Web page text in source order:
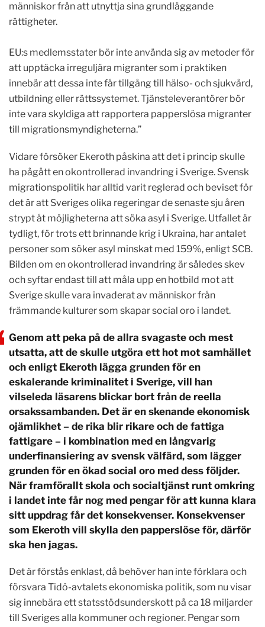
människor från att utnyttja sina grundläggande
rättigheter.
EU:s medlemsstater bör inte använda sig av metoder för
att upptäcka irreguljära migranter som i praktiken
innebär att dessa inte får tillgång till hälso- och sjukvård,
utbildning eller rättssystemet. Tjänsteleverantörer bör
inte vara skyldiga att rapportera papperslösa migranter
till migrationsmyndigheterna.”
Vidare försöker Ekeroth påskina att det i princip skulle
ha pågått en okontrollerad invandring i Sverige. Svensk
migrationspolitik har alltid varit reglerad och beviset för
det är att Sveriges olika regeringar de senaste sju åren
strypt åt möjligheterna att söka asyl i Sverige. Utfallet är
tydligt, för trots ett brinnande krig i Ukraina, har antalet
personer som söker asyl minskat med 159%, enligt SCB.
Bilden om en okontrollerad invandring är således skev
och syftar endast till att måla upp en hotbild mot att
Sverige skulle vara invaderat av människor från
främmande kulturer som skapar social oro i landet.
Genom att peka på de allra svagaste och mest
utsatta, att de skulle utgöra ett hot mot samhället
och enligt Ekeroth lägga grunden för en
eskalerande kriminalitet i Sverige, vill han
vilseleda läsarens blickar bort från de reella
orsakssambanden. Det är en skenande ekonomisk
ojämlikhet – de rika blir rikare och de fattiga
fattigare – i kombination med en långvarig
underfinansiering av svensk välfärd, som lägger
grunden för en ökad social oro med dess följder.
När framförallt skola och socialtjänst runt omkring
i landet inte får nog med pengar för att kunna klara
sitt uppdrag får det konsekvenser. Konsekvenser
som Ekeroth vill skylla den papperslöse för, därför
ska hen jagas.
Det är förstås enklast, då behöver han inte förklara och
försvara Tidö-avtalets ekonomiska politik, som nu visar
sig innebära ett statsstödsunderskott på ca 18 miljarder
till Sveriges alla kommuner och regioner. Pengar som